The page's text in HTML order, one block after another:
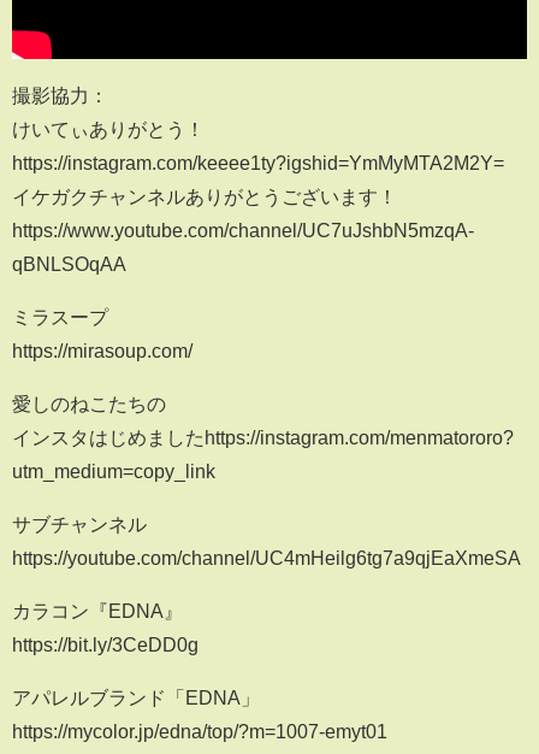
撮影協力：
けいてぃありがとう！
https://instagram.com/keeee1ty?igshid=YmMyMTA2M2Y=
イケガクチャンネルありがとうございます！
https://www.youtube.com/channel/UC7uJshbN5mzqA-
qBNLSOqAA
ミラスープ
https://mirasoup.com/
愛しのねこたちの
インスタはじめましたhttps://instagram.com/menmatororo?
utm_medium=copy_link
サブチャンネル
https://youtube.com/channel/UC4mHeilg6tg7a9qjEaXmeSA
カラコン『EDNA』
https://bit.ly/3CeDD0g
アパレルブランド「EDNA」
https://mycolor.jp/edna/top/?m=1007-emyt01